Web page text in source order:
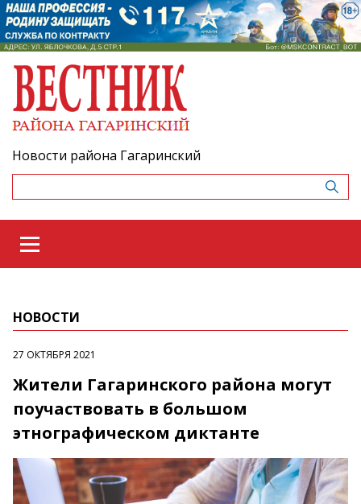
Новости района Гагаринский
НОВОСТИ
27 ОКТЯБРЯ 2021
Жители Гагаринского района могут
поучаствовать в большом
этнографическом диктанте